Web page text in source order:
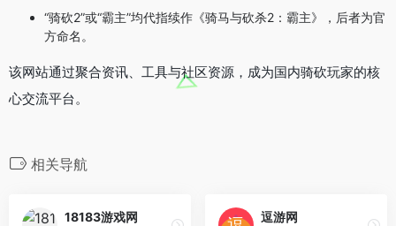
“骑砍2”或“霸主”均代指续作《骑马与砍杀2：霸主》，后者为官
方命名。
该网站通过聚合资讯、工具与社区资源，成为国内骑砍玩家的核
心交流平台。
相关导航
18183游戏网 逗游网